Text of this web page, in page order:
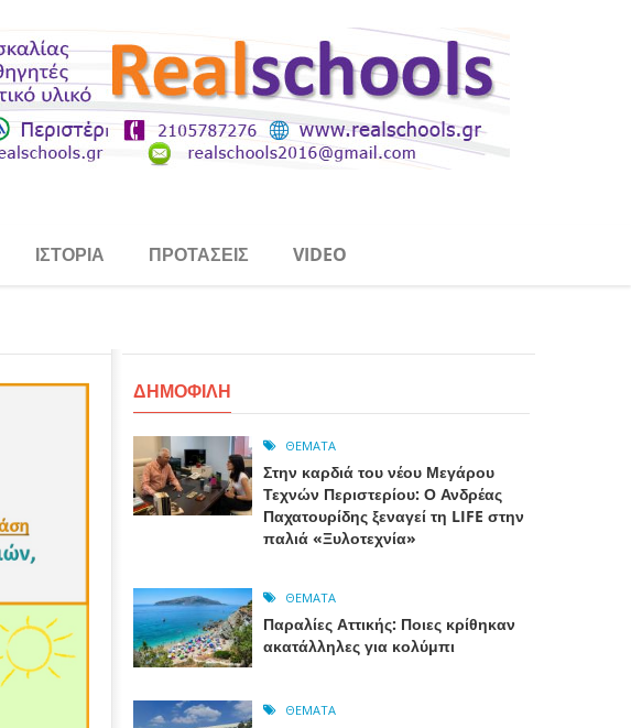
ΙΣΤΟΡΊΑ ΠΡΟΤΆΣΕΙΣ VIDEO
ΔΗΜΟΦΙΛΉ
ΘΈΜΑΤΑ
Στην καρδιά του νέου Μεγάρου
Τεχνών Περιστερίου: Ο Ανδρέας
Παχατουρίδης ξεναγεί τη LIFE στην
παλιά «Ξυλοτεχνία»
ΘΈΜΑΤΑ
Παραλίες Αττικής: Ποιες κρίθηκαν
ακατάλληλες για κολύμπι
ΘΈΜΑΤΑ